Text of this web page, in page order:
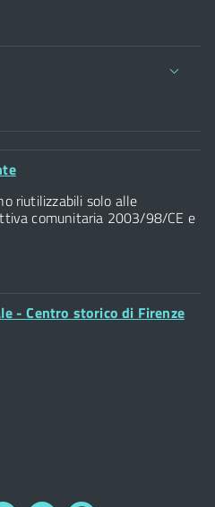
Firenze
riutilizzabili solo alle
comunitaria 2003/98/CE e
- Centro storico di Firenze